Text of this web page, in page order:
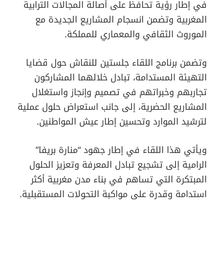
في إطار رؤية تحافظ على أصالة المجالات الترابية
المغربية وتضمن انسجام المشاريع الجديدة مع
الموروث الثقافي والمعماري للمملكة.
وتضمن برنامج اللقاء جلستين للنقاش حول قضايا
التهيئة المستدامة، تبادل خلالهما المشاركون
تجاربهم وخبراتهم في تصميم وإنجاز واستغلال
المشاريع الحضرية، إلى جانب استعراض حلول عملية
لترشيد الموارد وتحسين إطار عيش المواطنين.
ويأتي هذا اللقاء في إطار جهود “منارة بريفا”
الرامية إلى تشجيع تبادل المعرفة وتعزيز الحلول
المبتكرة التي تساهم في بناء مدن مغربية أكثر
استدامة وقدرة على مواكبة التحولات المستقبلية.